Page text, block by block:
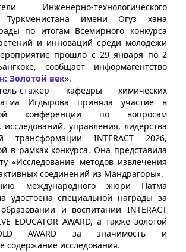
Инженерно-технологического
Туркменистана имени Огуз хана
по итогам Всемирного конкурса
и инноваций среди молодежи
прошло с 29 января по 2
сообщает информагентство
Золотой век».
стажер кафедры химических
Игдырова приняла участие в
конференции по вопросам
исследований, управления, лидерства
трансформации INTERACT 2026,
в рамках конкурса. Она представила
«Исследование методов извлечения
соединений из Мандрагоры».
международного жюри Патма
удостоена специальной награды за
и воспитании INTERACT
EDUCATOR AWARD, а также золотой
AWARD за значимость и
содержание исследования.